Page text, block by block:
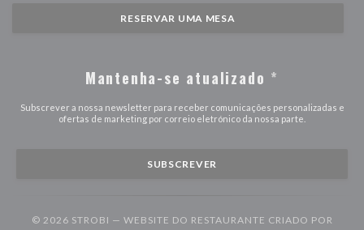
RESERVAR UMA MESA
Mantenha-se atualizado *
Subscrever a nossa newsletter para receber comunicações personalizadas e
ofertas de marketing por correio eletrónico da nossa parte.
SUBSCREVER
© 2026 STROBI — WEBSITE DO RESTAURANTE CRIADO POR